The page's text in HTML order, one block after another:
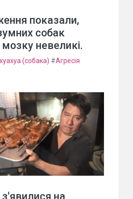
показали,
собак
невеликі.
(собака) #Агресія
з'явилися на